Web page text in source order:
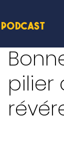
PODCAST
pilier